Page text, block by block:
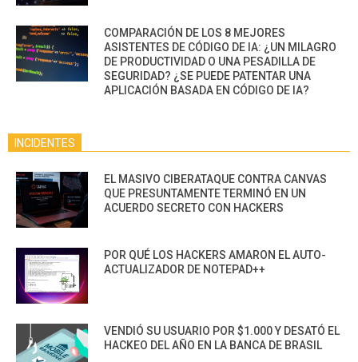
COMPARACIÓN DE LOS 8 MEJORES
ASISTENTES DE CÓDIGO DE IA: ¿UN MILAGRO
DE PRODUCTIVIDAD O UNA PESADILLA DE
SEGURIDAD? ¿SE PUEDE PATENTAR UNA
APLICACIÓN BASADA EN CÓDIGO DE IA?
INCIDENTES
EL MASIVO CIBERATAQUE CONTRA CANVAS
QUE PRESUNTAMENTE TERMINÓ EN UN
ACUERDO SECRETO CON HACKERS
POR QUÉ LOS HACKERS AMARON EL AUTO-
ACTUALIZADOR DE NOTEPAD++
VENDIÓ SU USUARIO POR $1.000 Y DESATÓ EL
HACKEO DEL AÑO EN LA BANCA DE BRASIL